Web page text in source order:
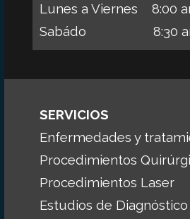
Lunes a Viernes 8:00
Sabádo 8:30 am
SERVICIOS
Enfermedades y
Procedimientos
Procedimientos Laser
Estudios de Diagnóstico